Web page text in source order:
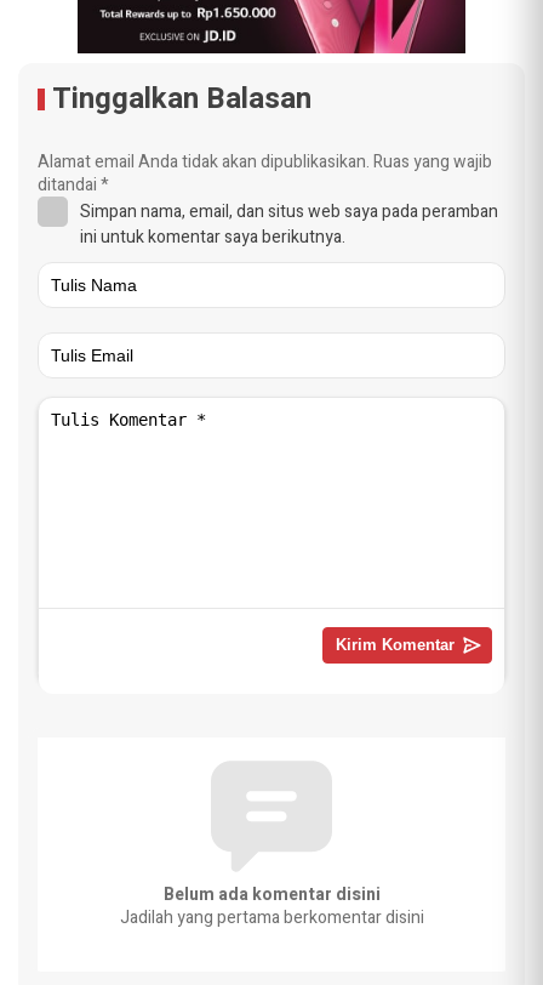
Tinggalkan Balasan
Alamat email Anda tidak akan dipublikasikan.Ruas yang wajib
ditandai*
Simpan nama, email, dan situs web saya pada peramban
ini untuk komentar saya berikutnya.
Belum ada komentar disini
Jadilah yang pertama berkomentar disini